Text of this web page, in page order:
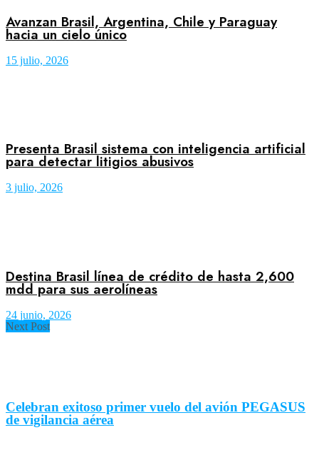
Avanzan Brasil, Argentina, Chile y Paraguay
hacia un cielo único
15 julio, 2026
Presenta Brasil sistema con inteligencia artificial
para detectar litigios abusivos
3 julio, 2026
Destina Brasil línea de crédito de hasta 2,600
mdd para sus aerolíneas
24 junio, 2026
Next Post
Celebran exitoso primer vuelo del avión PEGASUS
de vigilancia aérea